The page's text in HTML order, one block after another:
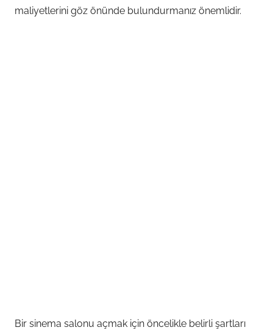
maliyetlerini göz önünde bulundurmanız önemlidir.
Bir sinema salonu açmak için öncelikle belirli şartları